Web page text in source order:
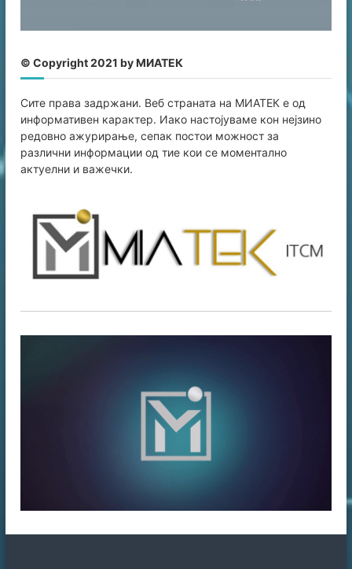
© Copyright 2021 by МИАТЕК
Сите права задржани. Веб страната на МИАТЕК е од
информативен карaктер. Иако настојуваме кон нејзино
редовно ажурирање, сепак постои можност за
различни информации од тие кои се моментално
актуелни и важечки.